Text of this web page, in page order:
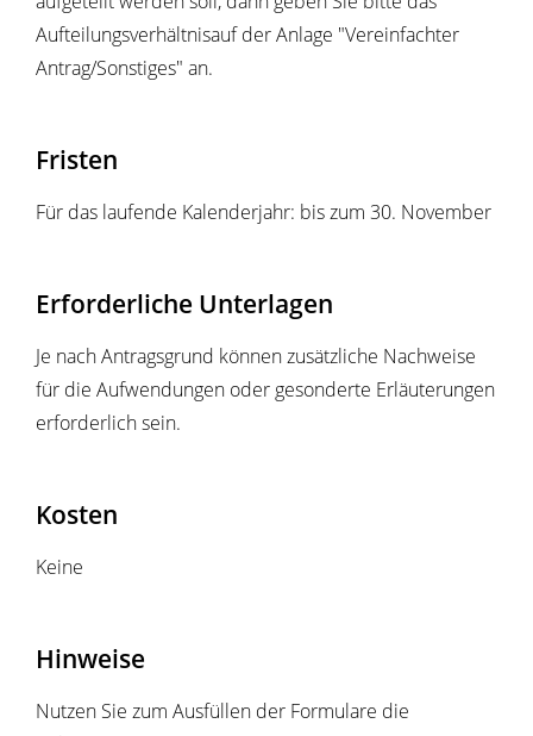
Aufteilungsverhältnisauf der Anlage "Vereinfachter
Antrag/Sonstiges" an.
Fristen
Für das laufende Kalenderjahr: bis zum 30. November
Erforderliche Unterlagen
Je nach Antragsgrund können zusätzliche Nachweise
für die Aufwendungen oder gesonderte Erläuterungen
erforderlich sein.
Kosten
Keine
Hinweise
Nutzen Sie zum Ausfüllen der Formulare die